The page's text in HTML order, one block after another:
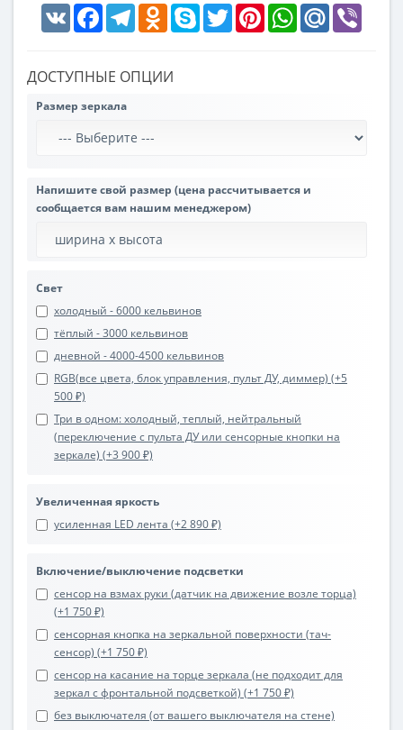
VK FacebookTelegramOdnoklassniki
Skype Twitter PinterestWhatsAppMail.Ru
ДОСТУПНЫЕ ОПЦИИ
Размер зеркала
Напишите свой размер (цена рассчитывается и
сообщается вам нашим менеджером)
Свет
холодный - 6000 кельвинов
тёплый - 3000 кельвинов
дневной - 4000-4500 кельвинов
RGB(все цвета, блок управления, пульт ДУ, диммер) (+5
500 ₽)
Три в одном: холодный, теплый, нейтральный
(переключение с пульта ДУ или сенсорные кнопки на
зеркале) (+3 900 ₽)
Увеличенная яркость
усиленная LED лента (+2 890 ₽)
Включение/выключение подсветки
сенсор на взмах руки (датчик на движение возле торца)
(+1 750 ₽)
сенсорная кнопка на зеркальной поверхности (тач-
сенсор) (+1 750 ₽)
сенсор на касание на торце зеркала (не подходит для
зеркал с фронтальной подсветкой) (+1 750 ₽)
без выключателя (от вашего выключателя на стене)